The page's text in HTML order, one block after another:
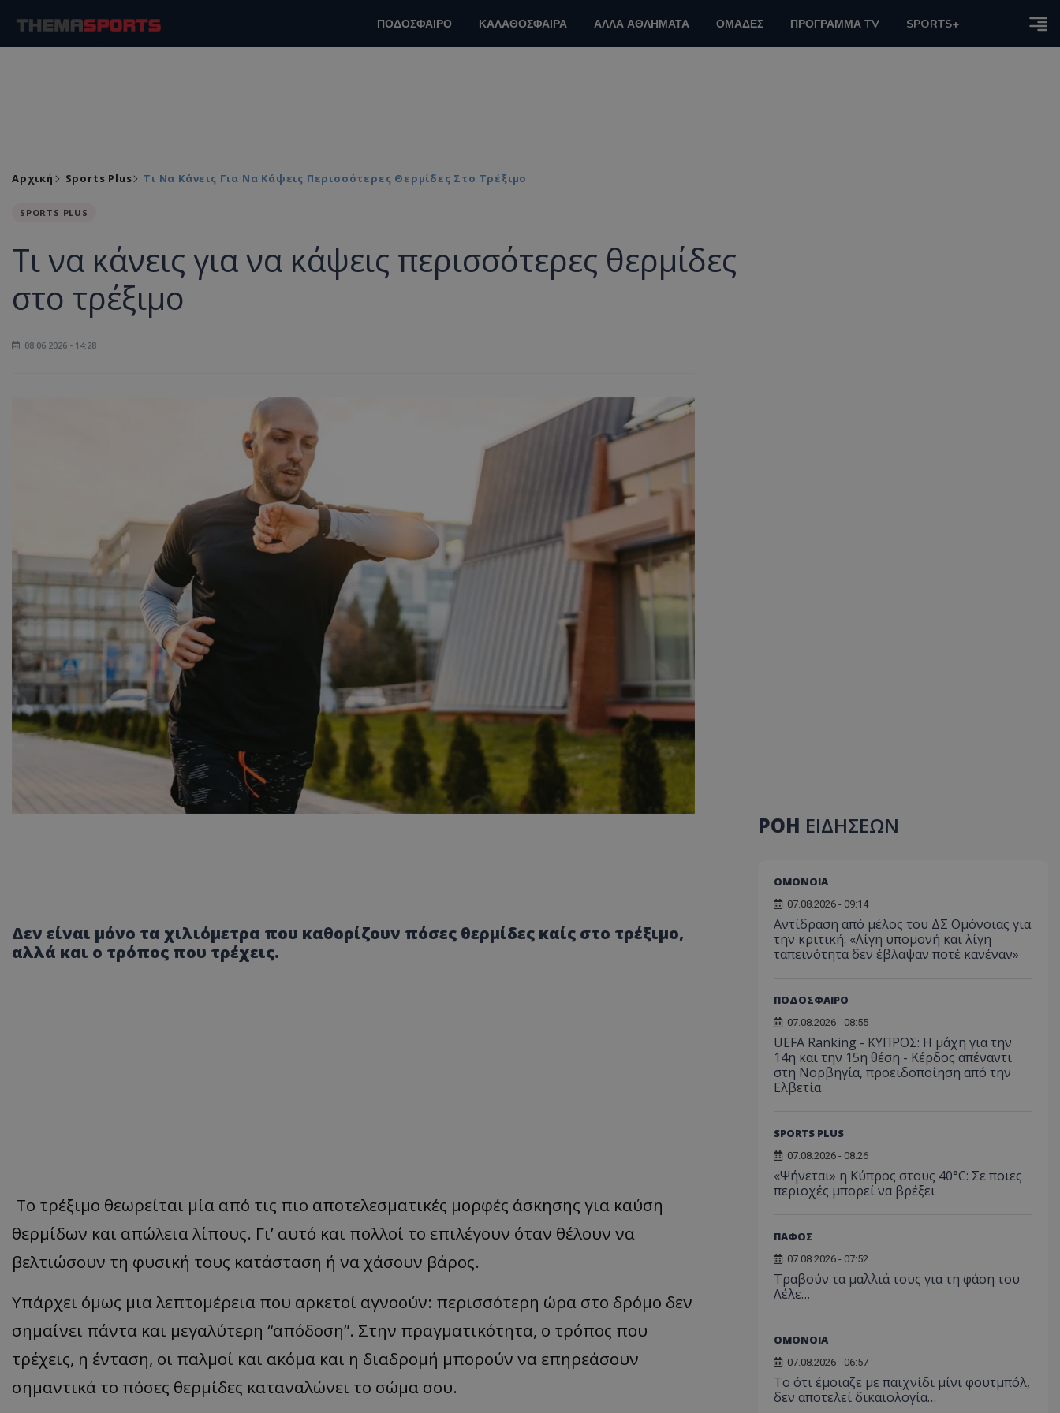
ΠΟΔΟΣΦΑΙΡΟ ΚΑΛΑΘΟΣΦΑΙΡΑ ΑΛΛΑ ΑΘΛΗΜΑΤΑ ΟΜΑΔΕΣ ΠΡΟΓΡΑΜΜΑ TV SPORTS+
Αρχική Sports Plus Τι Να Κάνεις Για Να Κάψεις Περισσότερες Θερμίδες Στο Τρέξιμο
SPORTS PLUS
Τι να κάνεις για να κάψεις περισσότερες θερμίδες
στο τρέξιμο
08.06.2026 - 14:28
Δεν είναι μόνο τα χιλιόμετρα που καθορίζουν πόσες θερμίδες καίς στο τρέξιμο,
αλλά και ο τρόπος που τρέχεις.
Το τρέξιμο θεωρείται μία από τις πιο αποτελεσματικές μορφές άσκησης για καύση
θερμίδων και απώλεια λίπους. Γι’ αυτό και πολλοί το επιλέγουν όταν θέλουν να
βελτιώσουν τη φυσική τους κατάσταση ή να χάσουν βάρος.
Υπάρχει όμως μια λεπτομέρεια που αρκετοί αγνοούν: περισσότερη ώρα στο δρόμο δεν
σημαίνει πάντα και μεγαλύτερη “απόδοση”. Στην πραγματικότητα, ο τρόπος που
τρέχεις, η ένταση, οι παλμοί και ακόμα και η διαδρομή μπορούν να επηρεάσουν
σημαντικά το πόσες θερμίδες καταναλώνει το σώμα σου.
ΡΟΗ ΕΙΔΗΣΕΩΝ
ΟΜΟΝΟΙΑ
07.08.2026 - 09:14
Αντίδραση από μέλος του ΔΣ Ομόνοιας για
την κριτική: «Λίγη υπομονή και λίγη
ταπεινότητα δεν έβλαψαν ποτέ κανέναν»
ΠΟΔΟΣΦΑΙΡΟ
07.08.2026 - 08:55
UEFA Ranking - ΚΥΠΡΟΣ: Η μάχη για την
14η και την 15η θέση - Κέρδος απέναντι
στη Νορβηγία, προειδοποίηση από την
Ελβετία
SPORTS PLUS
07.08.2026 - 08:26
«Ψήνεται» η Κύπρος στους 40°C: Σε ποιες
περιοχές μπορεί να βρέξει
ΠΑΦΟΣ
07.08.2026 - 07:52
Τραβούν τα μαλλιά τους για τη φάση του
Λέλε…
ΟΜΟΝΟΙΑ
07.08.2026 - 06:57
Το ότι έμοιαζε με παιχνίδι μίνι φουτμπόλ,
δεν αποτελεί δικαιολογία…